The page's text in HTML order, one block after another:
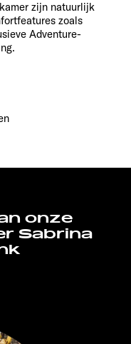
zijn natuurlijk
zoals
Adventure-
onze
Sabrina